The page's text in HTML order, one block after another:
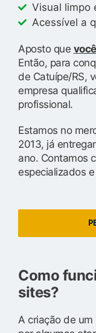
Visual limpo
Acessível a
Aposto que
Então, para
de Catuípe/RS,
empresa
profissional.
Estamos no
2013, já
ano. Contamos
especializados
Como
sites?
A criação de